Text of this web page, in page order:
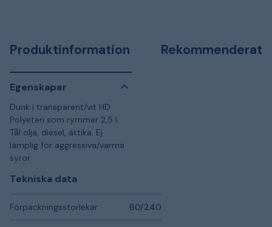
Produktinformation
Egenskaper
Dunk i transparent/vit HD
Polyeten som rymmer 2,5 l.
Tål olja, diesel, ättika. Ej
lämplig för aggressiva/varma
syror.
Tekniska data
Förpackningsstorlekar 60/240
Rekommenderat